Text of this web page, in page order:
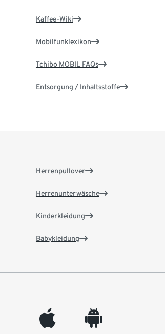
Kaffee-Wiki
Mobilfunklexikon
Tchibo MOBIL FAQs
Entsorgung / Inhaltsstoffe
Herrenpullover
Herrenunterwäsche
Kinderkleidung
Babykleidung
appleinc android